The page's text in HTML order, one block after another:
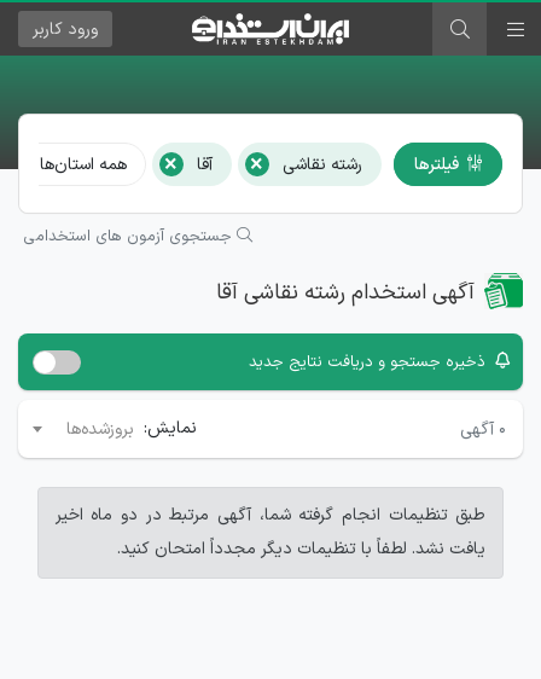
ورود کاربر
فیلترها رشته نقاشی × آقا × همه استان‌ها و
جستجوی آزمون های استخدامی
آگهی استخدام رشته نقاشی آقا
ذخیره جستجو و دریافت نتایج جدید
۰ آگهی نمایش: بروزشده‌ها
طبق تنظیمات انجام گرفته شما، آگهی مرتبط در دو ماه اخیر
یافت نشد. لطفاً با تنظیمات دیگر مجدداً امتحان کنید.